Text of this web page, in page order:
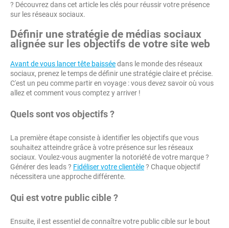
? Découvrez dans cet article les clés pour réussir votre présence
sur les réseaux sociaux.
Définir une stratégie de médias sociaux
alignée sur les objectifs de votre site web
Avant de vous lancer tête baisséedans le monde des réseaux
sociaux, prenez le temps de définir une stratégie claire et précise.
C'est un peu comme partir en voyage : vous devez savoir où vous
allez et comment vous comptez y arriver !
Quels sont vos objectifs ?
La première étape consiste à identifier les objectifs que vous
souhaitez atteindre grâce à votre présence sur les réseaux
sociaux. Voulez-vous augmenter la notoriété de votre marque ?
Générer des leads ? Fidéliser votre clientèle? Chaque objectif
nécessitera une approche différente.
Qui est votre public cible ?
Ensuite, il est essentiel de connaître votre public cible sur le bout